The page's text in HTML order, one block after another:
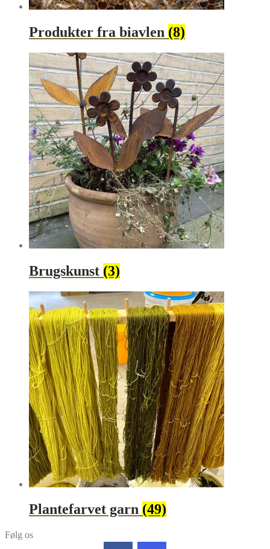
Produkter fra biavlen (8)
Brugskunst (3)
Plantefarvet garn (49)
Følg os